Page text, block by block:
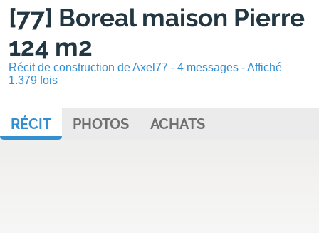
[77] Boreal maison Pierre
124 m2
Récit de construction de Axel77 - 4 messages - Affiché
1.379 fois
RÉCIT PHOTOS ACHATS